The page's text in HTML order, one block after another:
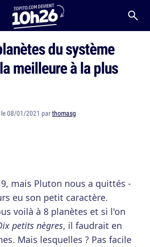
du système
meilleure à la plus
le 08/01/2021 parthomasg
mais Pluton nous a quittés -
eu son petit caractère.
voilà à 8 planètes et si l'on
petits nègres, il faudrait en
Mais lesquelles ? Pas facile